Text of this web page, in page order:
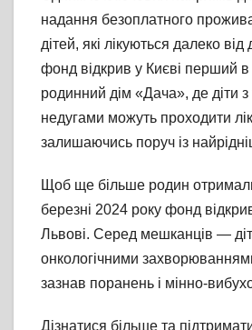
надання безоплатного
дітей, які лікуються далеко
фонд відкрив у Києві перший в
родинний дім «Дача», де діти
недугами можуть проходити
залишаючись поруч із
Щоб ще більше родин
березні 2024 року фонд
Львові. Серед мешканців —
онкологічними
зазнав поранень і мінно-
Дізнатися більше та